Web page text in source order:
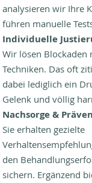
analysieren wir Ihre
führen manuelle
Individuelle
Wir lösen Blockaden
Techniken. Das oft
dabei lediglich ein
Gelenk und völlig
Nachsorge &
Sie erhalten gezielte
den
sichern. Ergänzend